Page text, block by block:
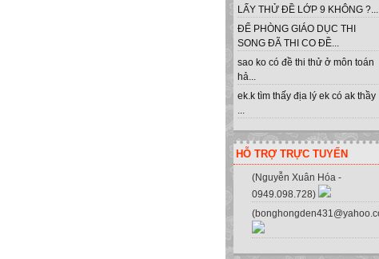
LẤY THỬ ĐỀ LỚP 9 KHÔNG ?...
ĐỂ PHÒNG GIÁO DỤC THI
SONG ĐÃ THI CO ĐỀ...
sao ko có đề thi thử ở môn toán
hả...
ek.k tìm thấy địa lý ek có ak thầy
...
HỖ TRỢ TRỰC TUYẾN
(Nguyễn Xuân Hóa -
0949.098.728)
Clik